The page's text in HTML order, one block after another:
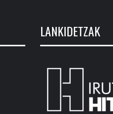
LANKIDETZAK